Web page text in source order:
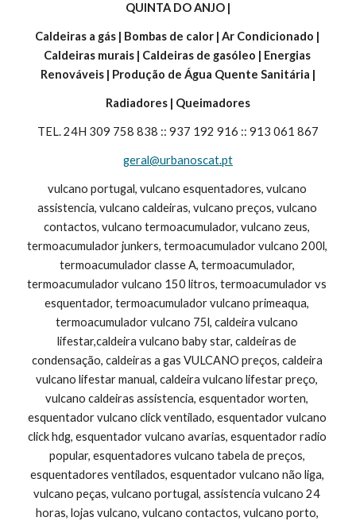
QUINTA DO ANJO |
Caldeiras a gás | Bombas de calor | Ar Condicionado |
Caldeiras murais | Caldeiras de gasóleo | Energias
Renováveis | Produção de Água Quente Sanitária |
Radiadores | Queimadores
TEL. 24H 309 758 838 :: 937 192 916 :: 913 061 867
geral@urbanoscat.pt
vulcano portugal, vulcano esquentadores, vulcano
assistencia, vulcano caldeiras, vulcano preços, vulcano
contactos, vulcano termoacumulador, vulcano zeus,
termoacumulador junkers, termoacumulador vulcano 200l,
termoacumulador classe A, termoacumulador,
termoacumulador vulcano 150 litros, termoacumulador vs
esquentador, termoacumulador vulcano primeaqua,
termoacumulador vulcano 75l, caldeira vulcano
lifestar,caldeira vulcano baby star, caldeiras de
condensação, caldeiras a gas VULCANO preços, caldeira
vulcano lifestar manual, caldeira vulcano lifestar preço,
vulcano caldeiras assistencia, esquentador worten,
esquentador vulcano click ventilado, esquentador vulcano
click hdg, esquentador vulcano avarias, esquentador radio
popular, esquentadores vulcano tabela de preços,
esquentadores ventilados, esquentador vulcano não liga,
vulcano peças, vulcano portugal, assistencia vulcano 24
horas, lojas vulcano, vulcano contactos, vulcano porto,